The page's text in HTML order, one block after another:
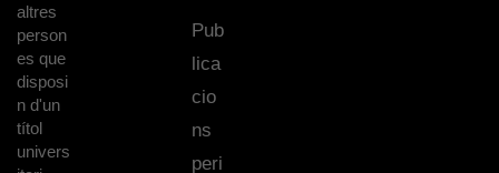
altres
person
es que
disposi
n d'un
títol
univers
Pub
lica
cio
ns
peri